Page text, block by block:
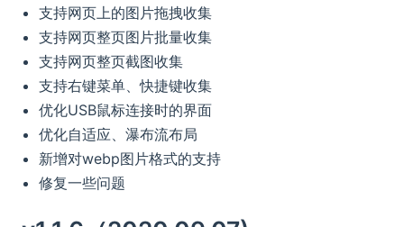
支持网页上的图片拖拽收集
支持网页整页图片批量收集
支持网页整页截图收集
支持右键菜单、快捷键收集
优化USB鼠标连接时的界面
优化自适应、瀑布流布局
新增对webp图片格式的支持
修复一些问题